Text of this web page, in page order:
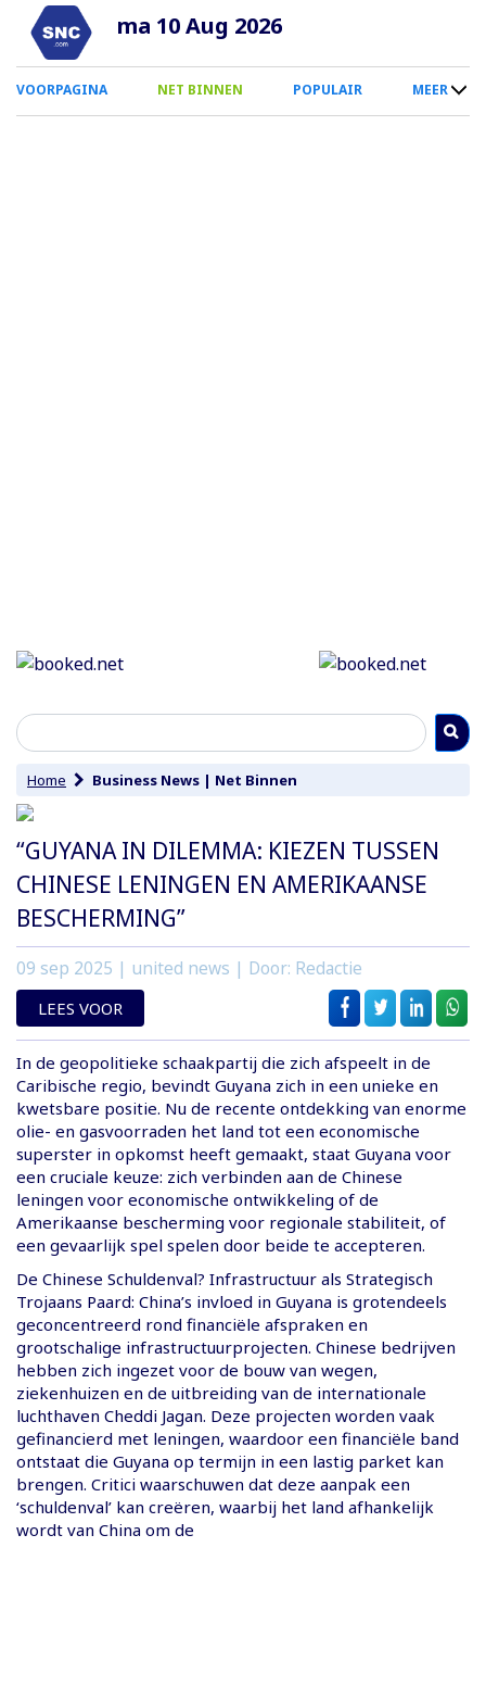
Overslaan
naar
inhoud
ma 10 Aug 2026
0
Smartphone
VOORPAGINA NET BINNEN POPULAIR MEER
Home Business News | Net Binnen
“GUYANA IN DILEMMA: KIEZEN TUSSEN
CHINESE LENINGEN EN AMERIKAANSE
BESCHERMING”
09 sep 2025 | united news | Door: Redactie
LEES VOOR
In de geopolitieke schaakpartij die zich afspeelt in de
Caribische regio, bevindt Guyana zich in een unieke en
kwetsbare positie. Nu de recente ontdekking van enorme
olie- en gasvoorraden het land tot een economische
superster in opkomst heeft gemaakt, staat Guyana voor
een cruciale keuze: zich verbinden aan de Chinese
leningen voor economische ontwikkeling of de
Amerikaanse bescherming voor regionale stabiliteit, of
een gevaarlijk spel spelen door beide te accepteren.
De Chinese Schuldenval? Infrastructuur als Strategisch
Trojaans Paard: China’s invloed in Guyana is grotendeels
geconcentreerd rond financiële afspraken en
grootschalige infrastructuurprojecten. Chinese bedrijven
hebben zich ingezet voor de bouw van wegen,
ziekenhuizen en de uitbreiding van de internationale
luchthaven Cheddi Jagan. Deze projecten worden vaak
gefinancierd met leningen, waardoor een financiële band
ontstaat die Guyana op termijn in een lastig parket kan
brengen. Critici waarschuwen dat deze aanpak een
‘schuldenval’ kan creëren, waarbij het land afhankelijk
wordt van China om de